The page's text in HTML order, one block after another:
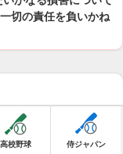
切の責任を負いかね
高校野球 侍ジャパン